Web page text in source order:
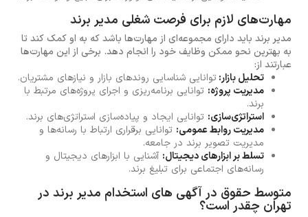
مهارت‌های لازم برای فرصت شغلی مدیر برند
مدیر برند باید دارای مجموعه‌ای از مهارت‌ها باشد که به او کمک کند تا
به بهترین نحو ممکن وظایف خود را انجام دهد. برخی از این مهارت‌ها
عبارتند از:
تحلیل بازار:توانایی شناسایی روندهای بازار و نیازهای مشتریان.
مدیریت پروژه: توانایی برنامه‌ریزی و اجرای پروژه‌های مرتبط با
برند.
استراتژی‌سازی: توانایی ایجاد و پیاده‌سازی استراتژی‌های برند.
مدیریت روابط عمومی: توانایی برقراری ارتباط با رسانه‌ها و
مدیریت تصویر برند در جامعه.
تسلط بر ابزارهای دیجیتال: آشنایی با ابزارهای دیجیتال و
رسانه‌های اجتماعی برای تبلیغ برند.
متوسط حقوق در آگهی های استخدام مدیر برند در
تهران چقدر است؟